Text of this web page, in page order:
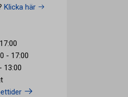
Klicka här
- 17:00
13:00